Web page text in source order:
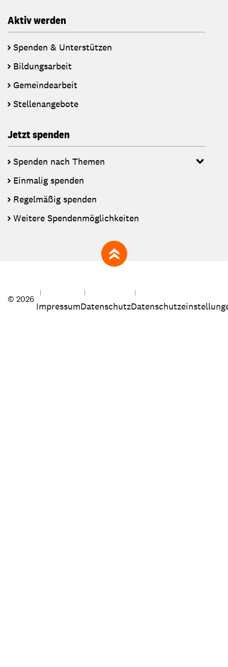
Aktiv werden
Spenden & Unterstützen
Bildungsarbeit
Gemeindearbeit
Stellenangebote
Jetzt spenden
Spenden nach Themen
Einmalig spenden
Regelmäßig spenden
Weitere Spendenmöglichkeiten
zum Seitenanfang
© 2026
ImpressumDatenschutz